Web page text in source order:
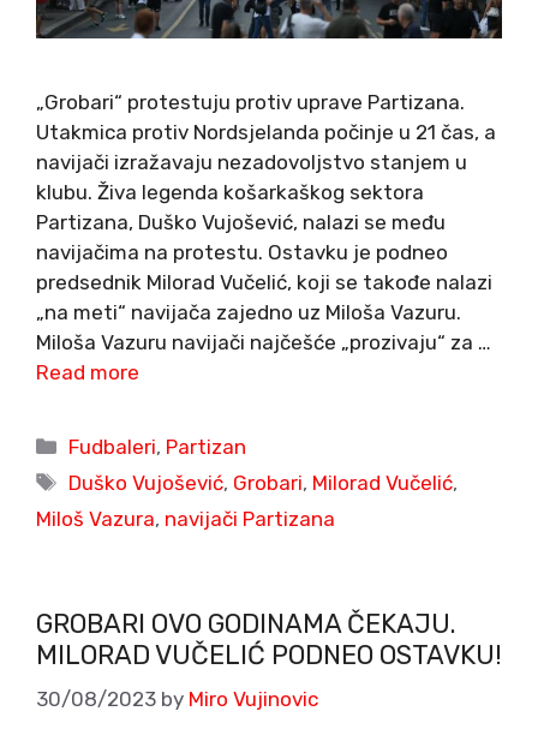
„Grobari“ protestuju protiv uprave Partizana.
Utakmica protiv Nordsjelanda počinje u 21 čas, a
navijači izražavaju nezadovoljstvo stanjem u
klubu. Živa legenda košarkaškog sektora
Partizana, Duško Vujošević, nalazi se među
navijačima na protestu. Ostavku je podneo
predsednik Milorad Vučelić, koji se takođe nalazi
„na meti“ navijača zajedno uz Miloša Vazuru.
Miloša Vazuru navijači najčešće „prozivaju“ za …
Read more
Categories
Fudbaleri, Partizan
Tags
Duško Vujošević, Grobari, Milorad Vučelić,
Miloš Vazura, navijači Partizana
GROBARI OVO GODINAMA ČEKAJU.
MILORAD VUČELIĆ PODNEO OSTAVKU!
30/08/2023 by Miro Vujinovic